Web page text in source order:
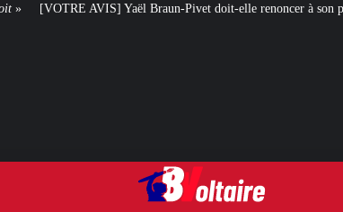
Pivet doit-elle renoncer à son projet architectural ? Le